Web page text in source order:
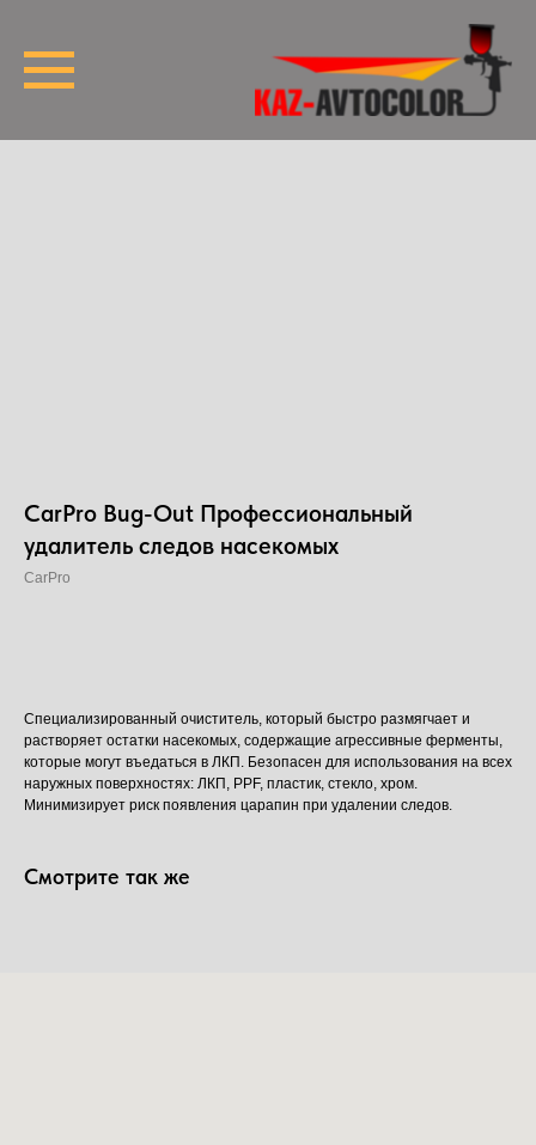
CarPro Bug-Out Профессиональный
удалитель следов насекомых
CarPro
Специализированный очиститель, который быстро размягчает и
растворяет остатки насекомых, содержащие агрессивные ферменты,
которые могут въедаться в ЛКП. Безопасен для использования на всех
наружных поверхностях: ЛКП, PPF, пластик, стекло, хром.
Минимизирует риск появления царапин при удалении следов.
Смотрите так же